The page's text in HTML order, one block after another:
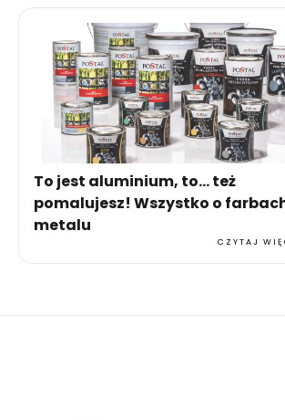
To jest aluminium, to… też
pomalujesz! Wszystko o
metalu
CZYTAJ